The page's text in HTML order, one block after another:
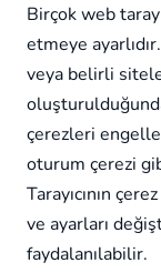
Birçok web
etmeye
veya belirli
çerezleri
oturum çerezi
Tarayıcının
ve ayarları
faydalanılabilir.